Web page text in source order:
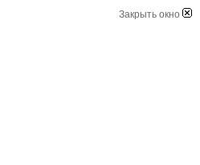
Закрыть окно